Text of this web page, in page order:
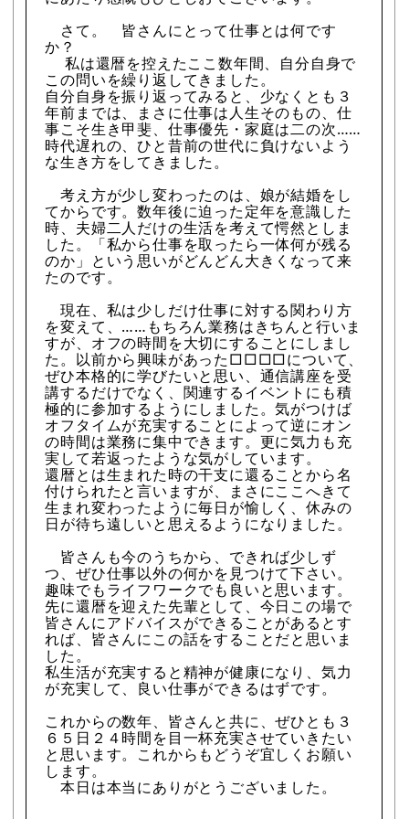
さて。 皆さんにとって仕事とは何です
か？
私は還暦を控えたここ数年間、自分自身で
この問いを繰り返してきました。
自分自身を振り返ってみると、少なくとも３
年前までは、まさに仕事は人生そのもの、仕
事こそ生き甲斐、仕事優先・家庭は二の次……
時代遅れの、ひと昔前の世代に負けないよう
な生き方をしてきました。
考え方が少し変わったのは、娘が結婚をし
てからです。数年後に迫った定年を意識した
時、夫婦二人だけの生活を考えて愕然としま
した。「私から仕事を取ったら一体何が残る
のか」という思いがどんどん大きくなって来
たのです。
現在、私は少しだけ仕事に対する関わり方
を変えて、……もちろん業務はきちんと行いま
すが、オフの時間を大切にすることにしまし
た。以前から興味があった□□□□について、
ぜひ本格的に学びたいと思い、通信講座を受
講するだけでなく、関連するイベントにも積
極的に参加するようにしました。気がつけば
オフタイムが充実することによって逆にオン
の時間は業務に集中できます。更に気力も充
実して若返ったような気がしています。
還暦とは生まれた時の干支に還ることから名
付けられたと言いますが、まさにここへきて
生まれ変わったように毎日が愉しく、休みの
日が待ち遠しいと思えるようになりました。
皆さんも今のうちから、できれば少しず
つ、ぜひ仕事以外の何かを見つけて下さい。
趣味でもライフワークでも良いと思います。
先に還暦を迎えた先輩として、今日この場で
皆さんにアドバイスができることがあるとす
れば、皆さんにこの話をすることだと思いま
した。
私生活が充実すると精神が健康になり、気力
が充実して、良い仕事ができるはずです。
これからの数年、皆さんと共に、ぜひとも３
６５日２４時間を目一杯充実させていきたい
と思います。これからもどうぞ宜しくお願い
します。
本日は本当にありがとうございました。